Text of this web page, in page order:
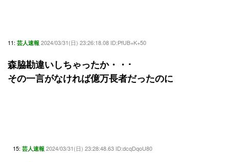
11: 芸人速報 2024/03/31(日) 23:26:18.08 ID:PfUB+K+50
森脇勘違いしちゃったか・・･
その一言がなければ億万長者だったのに
15: 芸人速報 2024/03/31(日) 23:28:48.63 ID:dcqDqoU80